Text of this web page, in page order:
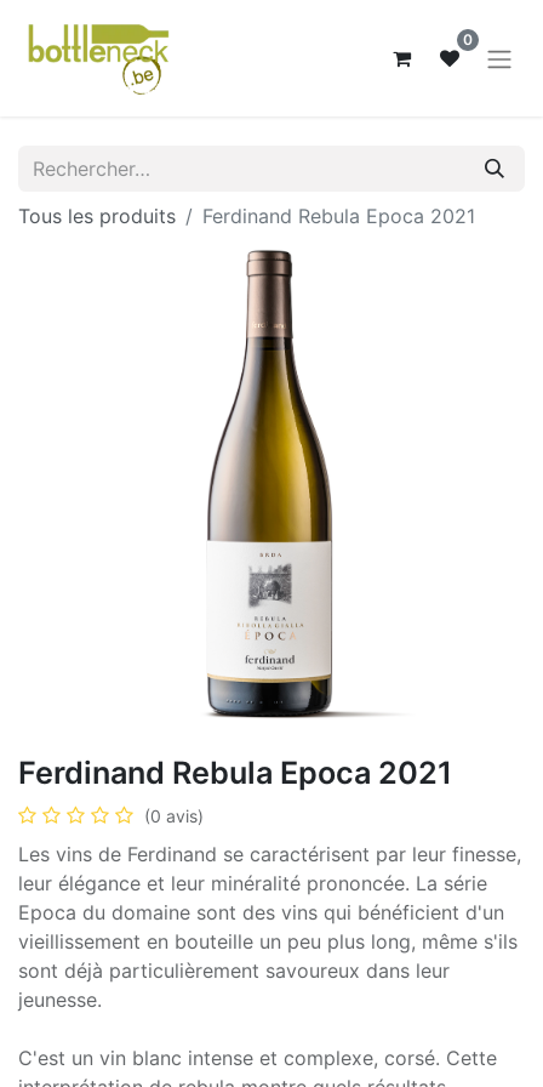
0
Tous les produits Ferdinand Rebula Epoca 2021
Ferdinand Rebula Epoca 2021
(0 avis)
Les vins de Ferdinand se caractérisent par leur finesse,
leur élégance et leur minéralité prononcée. La série
Epoca du domaine sont des vins qui bénéficient d'un
vieillissement en bouteille un peu plus long, même s'ils
sont déjà particulièrement savoureux dans leur
jeunesse.
C'est un vin blanc intense et complexe, corsé. Cette